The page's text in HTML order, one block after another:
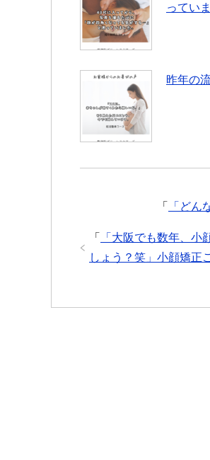
ってい
昨年の
「 「ど
「
「大阪でも数年、
しょう？笑」小顔矯正